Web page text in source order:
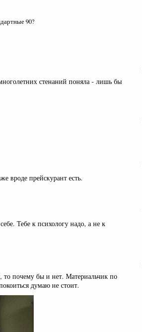
90?
стенаний поняла - лишь бы
вроде прейскурант есть.
Тебе к психологу надо, а не к
то почему бы и нет. Материальчик по
думаю не стоит.